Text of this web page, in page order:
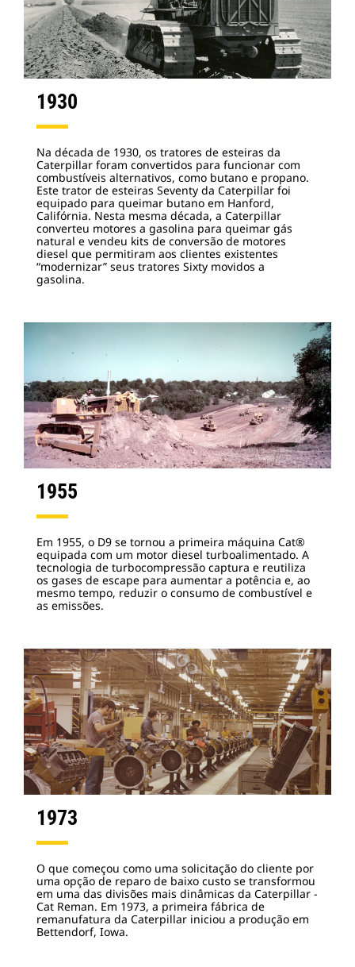
1930
Na década de 1930, os tratores de esteiras da
Caterpillar foram convertidos para funcionar com
combustíveis alternativos, como butano e propano.
Este trator de esteiras Seventy da Caterpillar foi
equipado para queimar butano em Hanford,
Califórnia. Nesta mesma década, a Caterpillar
converteu motores a gasolina para queimar gás
natural e vendeu kits de conversão de motores
diesel que permitiram aos clientes existentes
“modernizar” seus tratores Sixty movidos a
gasolina.
1955
Em 1955, o D9 se tornou a primeira máquina Cat®
equipada com um motor diesel turboalimentado. A
tecnologia de turbocompressão captura e reutiliza
os gases de escape para aumentar a potência e, ao
mesmo tempo, reduzir o consumo de combustível e
as emissões.
1973
O que começou como uma solicitação do cliente por
uma opção de reparo de baixo custo se transformou
em uma das divisões mais dinâmicas da Caterpillar -
Cat Reman. Em 1973, a primeira fábrica de
remanufatura da Caterpillar iniciou a produção em
Bettendorf, Iowa.